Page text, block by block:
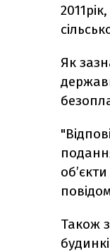
Як
Також